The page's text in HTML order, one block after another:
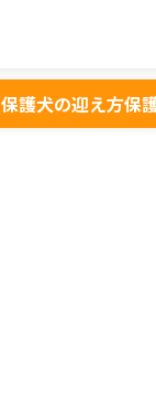
保護犬の迎え方保